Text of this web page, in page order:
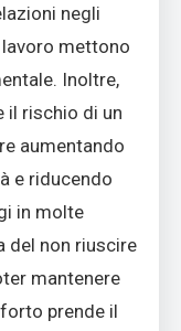
negli
mettono
Inoltre,
il rischio di un
aumentando
e riducendo
in molte
del non riuscire
mantenere
prende il